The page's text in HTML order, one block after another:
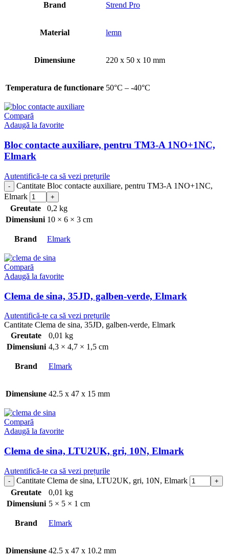
Brand Strend Pro
Material lemn
Dimensiune 220 x 50 x 10 mm
Temperatura de functionare 50°C – -40°C
Compară
Adaugă la favorite
Bloc contacte auxiliare, pentru TM3-A 1NO+1NC,
Elmark
Autentifică-te ca să vezi prețurile
Cantitate Bloc contacte auxiliare, pentru TM3-A 1NO+1NC,
Elmark
Greutate
0,2 kg
Dimensiuni 10 × 6 × 3 cm
Brand Elmark
Compară
Adaugă la favorite
Clema de sina, 35JD, galben-verde, Elmark
Autentifică-te ca să vezi prețurile
Cantitate Clema de sina, 35JD, galben-verde, Elmark
Greutate
0,01 kg
Dimensiuni 4,3 × 4,7 × 1,5 cm
Brand Elmark
Dimensiune 42.5 x 47 x 15 mm
Compară
Adaugă la favorite
Clema de sina, LTU2UK, gri, 10N, Elmark
Autentifică-te ca să vezi prețurile
Cantitate Clema de sina, LTU2UK, gri, 10N, Elmark
Greutate
0,01 kg
Dimensiuni 5 × 5 × 1 cm
Brand Elmark
Dimensiune 42.5 x 47 x 10.2 mm